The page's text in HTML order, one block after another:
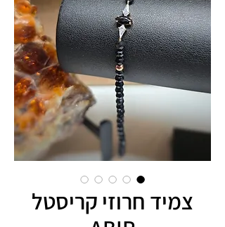
צמיד חרוזי קריסטל